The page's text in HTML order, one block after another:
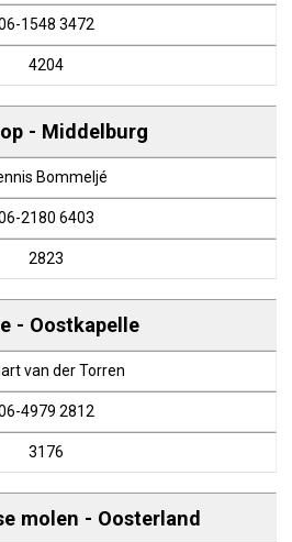
1548 3472
4204
- Middelburg
Bommeljé
2180 6403
2823
- Oostkapelle
van der Torren
4979 2812
3176
molen - Oosterland